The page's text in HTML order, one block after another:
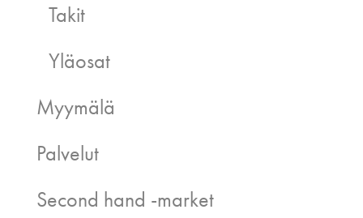
Takit
Yläosat
Myymälä
Palvelut
Second hand -market